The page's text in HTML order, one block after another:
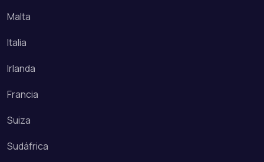
Malta
Italia
Irlanda
Francia
Suiza
Sudáfrica